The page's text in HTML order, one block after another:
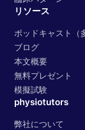
リソース
ポッドキャスト（
ブログ
本文概要
無料プレゼント
模擬試験
physiotutors
弊社について